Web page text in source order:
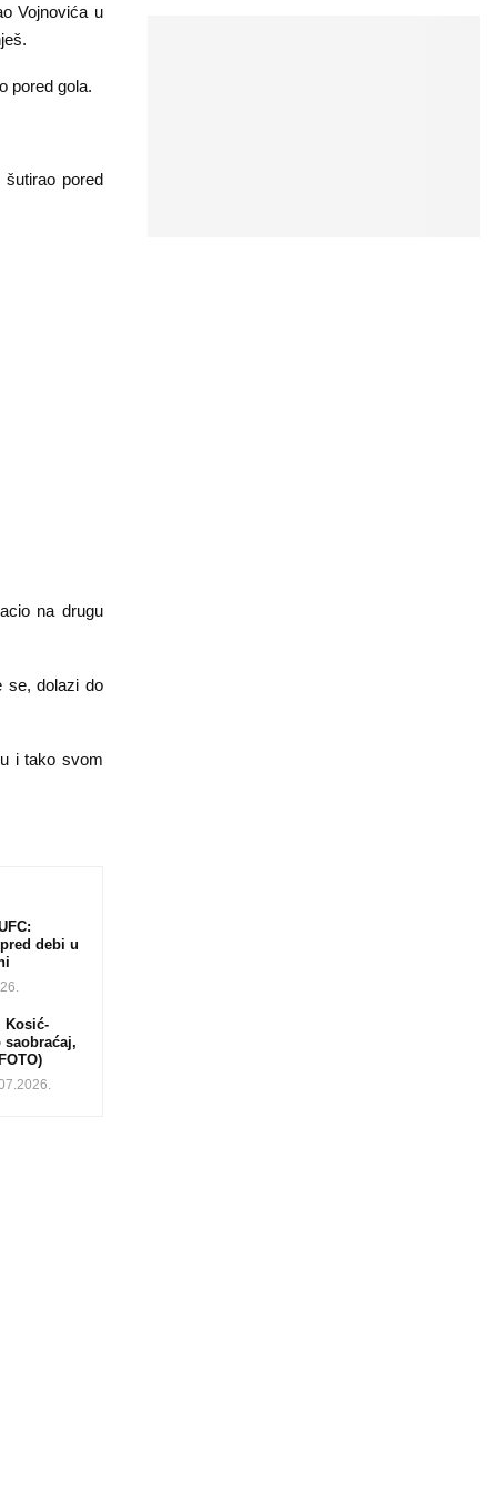
Vojnovića u
pored gola.
pored
na drugu
se, dolazi do
i tako svom
debi u
Kosić-